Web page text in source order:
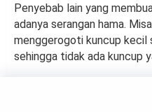
Penyebab lain yang
adanya serangan hama.
menggerogoti kuncup kecil
sehingga tidak ada kuncup